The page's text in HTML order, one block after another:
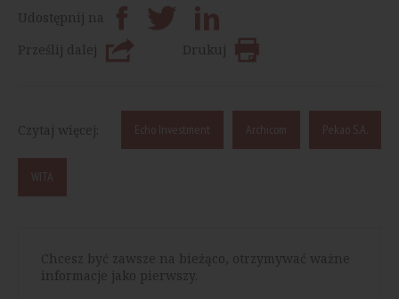
Udostępnij na
Prześlij dalej
Drukuj
Czytaj więcej: Echo Investment Archicom Pekao S.A.
WITA
Chcesz być zawsze na bieżąco, otrzymywać ważne
informacje jako pierwszy.